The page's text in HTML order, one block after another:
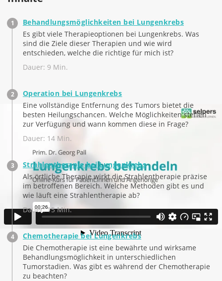
Behandlungsmöglichkeiten bei Lungenkrebs
Es gibt viele Therapieoptionen bei Lungenkrebs. Was
sind die Ziele dieser Therapien und wie wird
entschieden, welche die richtige für mich ist?
Dauer: 9 Min.
Operation bei Lungenkrebs
Eine vollständige Entfernung des Tumors bietet die
besten Heilungschancen. Welche Möglichkeiten stehen
zur Verfügung und wann kommen diese in Frage?
Dauer: 14 Min.
Strahlentherapie bei Lungenkrebs
Als örtliche Therapie wirkt die Strahlentherapie präzise
im betroffenen Bereich. Welche Methoden gibt es und
wie läuft eine Strahlentherapie ab?
Dauer: 15 Min.
Chemotherapie bei Lungenkrebs
Die Chemotherapie ist eine bewährte und wirksame
Behandlungsmöglichkeit in unterschiedlichen
Tumorstadien. Was gibt es während der Chemotherapie
zu beachten?